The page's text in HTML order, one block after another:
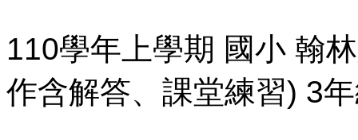
110學年上學期 國小 翰
作含解答、課堂練習) 3